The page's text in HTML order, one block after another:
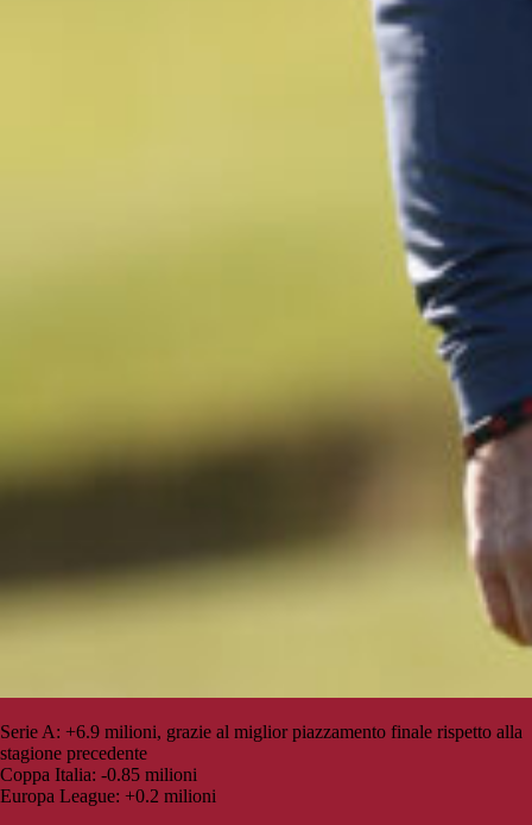
Serie A: +6.9 milioni, grazie al miglior piazzamento finale rispetto alla
stagione precedente
Coppa Italia: -0.85 milioni
Europa League: +0.2 milioni